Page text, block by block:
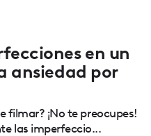
en un
ansiedad por
filmar? ¡No te preocupes!
las imperfeccio...